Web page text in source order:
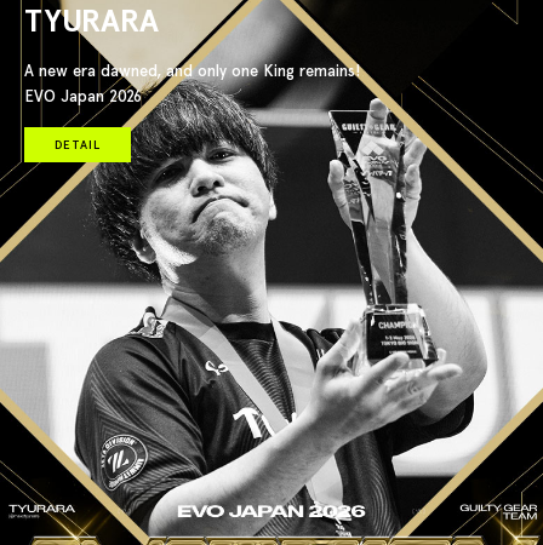
TYURARA
A new era dawned, and only one King remains!
EVO Japan 2026
DETAIL